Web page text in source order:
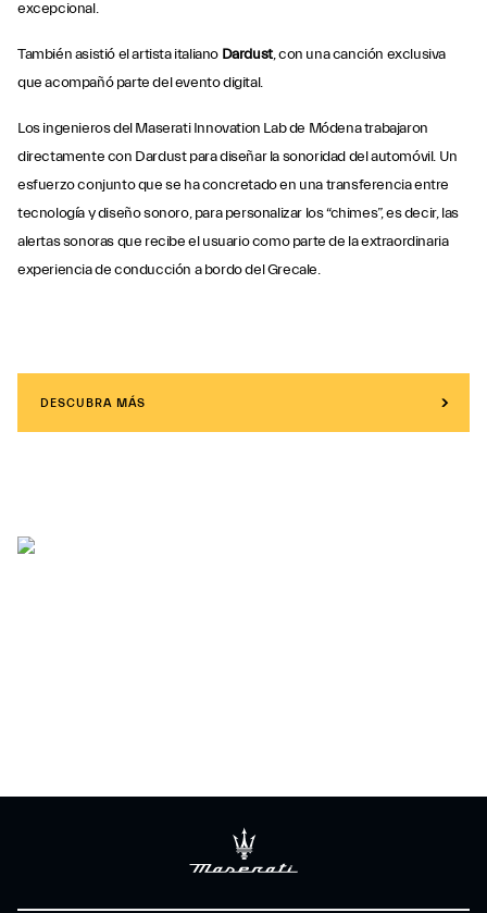
excepcional.
También asistió el artista italiano Dardust, con una canción exclusiva
que acompañó parte del evento digital.
Los ingenieros del Maserati Innovation Lab de Módena trabajaron
directamente con Dardust para diseñar la sonoridad del automóvil. Un
esfuerzo conjunto que se ha concretado en una transferencia entre
tecnología y diseño sonoro, para personalizar los “chimes”, es decir, las
alertas sonoras que recibe el usuario como parte de la extraordinaria
experiencia de conducción a bordo del Grecale.
DESCUBRA MÁS